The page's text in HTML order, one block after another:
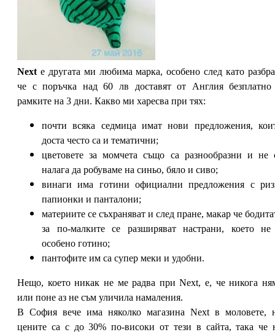
Next е другата ми любима марка, особено след като
че с поръчка над 60 лв доставят от Англия
рамките на 3 дни. Какво ми харесва при тях:
почти всяка седмица имат нови предложения,
доста често са и тематични;
цветовете за момчета също са разнообразни и не
налага да робуваме на синьо, бяло и сиво;
винаги има готини официални предложения с
папионки и панталони;
материите се съхраняват и след пране, макар че
за по-малките се разширяват настрани, което
особено готино;
пантофите им са супер меки и удобни.
Нещо, което никак не ме радва при Next, е, че никога
или поне аз не съм уличила намаления.
В София вече има няколко магазина Next в моловете,
цените са с до 30% по-високи от тези в сайта, така че